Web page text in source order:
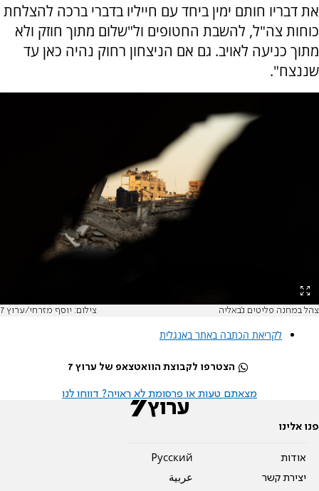
את דבריו חותם ימין ביחד עם חייליו בדברי ברכה להצלחת
כוחות צה"ל, להשבת החטופים ול"שלום מתוך חוזק ולא
מתוך כניעה לאויב. גם אם הניצחון רחוק נהיה כאן עד
שננצח".
צהל במחנה פליטים ג'באליה צילום: יוסף מזרחי/ערוץ 7
לקריאת הכתבה באתר באנגלית
הצטרפו לקבוצת הוואטצאפ של ערוץ 7
מצאתם טעות או פרסומת לא ראויה? דווחו לנו
פנו אלינו
אודות
יצירת קשר
Pусский
عربية